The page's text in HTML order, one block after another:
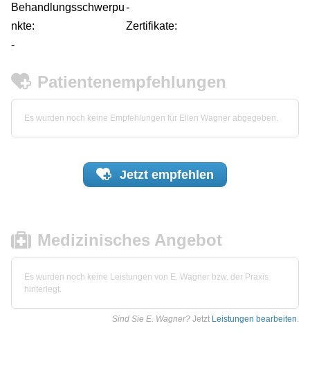
Behandlungsschwerpu
nkte:
-
Zertifikate:
-
Patientenempfehlungen
Es wurden noch keine Empfehlungen für Ellen Wagner abgegeben.
Jetzt empfehlen
Medizinisches Angebot
Es wurden noch keine Leistungen von E. Wagner bzw. der Praxis
hinterlegt.
Sind Sie E. Wagner? Jetzt Leistungen bearbeiten.